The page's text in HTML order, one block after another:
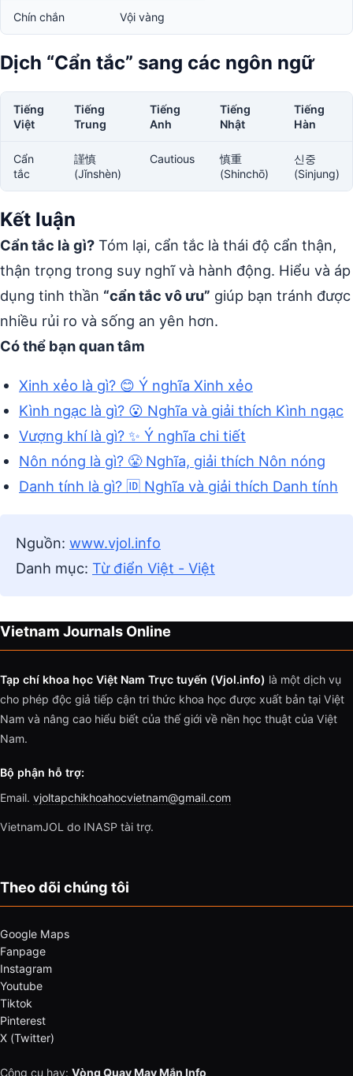
Chín chắn Vội vàng
Dịch “Cẩn tắc” sang các ngôn ngữ
Tiếng
Việt
Tiếng
Trung
Tiếng
Anh
Tiếng
Nhật
Tiếng
Hàn
Cẩn
tắc
謹慎
(Jǐnshèn)
Cautious
慎重
(Shinchō)
신중
(Sinjung)
Kết luận
Cẩn tắc là gì? Tóm lại, cẩn tắc là thái độ cẩn thận,
thận trọng trong suy nghĩ và hành động. Hiểu và áp
dụng tinh thần “cẩn tắc vô ưu” giúp bạn tránh được
nhiều rủi ro và sống an yên hơn.
Có thể bạn quan tâm
Xinh xẻo là gì? 😊 Ý nghĩa Xinh xẻo
Kình ngạc là gì? 😮 Nghĩa và giải thích Kình ngạc
Vượng khí là gì? ✨ Ý nghĩa chi tiết
Nôn nóng là gì? 😤 Nghĩa, giải thích Nôn nóng
Danh tính là gì? 🆔 Nghĩa và giải thích Danh tính
Nguồn: www.vjol.info
Danh mục: Từ điển Việt - Việt
Vietnam Journals Online
Tạp chí khoa học Việt Nam Trực tuyến (Vjol.info) là một dịch vụ
cho phép độc giả tiếp cận tri thức khoa học được xuất bản tại Việt
Nam và nâng cao hiểu biết của thế giới về nền học thuật của Việt
Nam.
Bộ phận hỗ trợ:
Email. vjoltapchikhoahocvietnam@gmail.com
VietnamJOL do INASP tài trợ.
Theo dõi chúng tôi
Google Maps
Fanpage
Instagram
Youtube
Tiktok
Pinterest
X (Twitter)
Công cụ hay: Vòng Quay May Mắn Info